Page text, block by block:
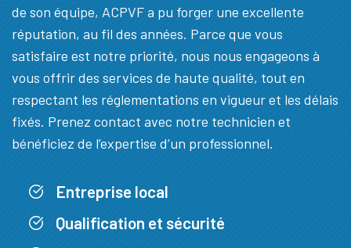
de son équipe, ACPVF a pu forger une excellente
réputation, au fil des années. Parce que vous
satisfaire est notre priorité, nous nous engageons à
vous offrir des services de haute qualité, tout en
respectant les réglementations en vigueur et les délais
fixés. Prenez contact avec notre technicien et
bénéficiez de l’expertise d’un professionnel.
Entreprise local
Qualification et sécurité